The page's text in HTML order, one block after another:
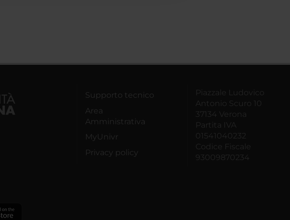
Supporto tecnico
Area
Amministrativa
MyUnivr
Privacy policy
Piazzale Ludovico
Antonio Scuro 10
37134 Verona
Partita IVA
01541040232
Codice Fiscale
93009870234